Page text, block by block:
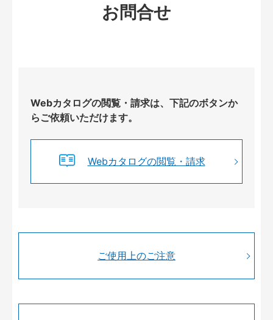
お問合せ
Webカタログの閲覧・請求は、下記のボタンか
らご依頼いただけます。
Webカタログの閲覧・請求
ご使用上のご注意